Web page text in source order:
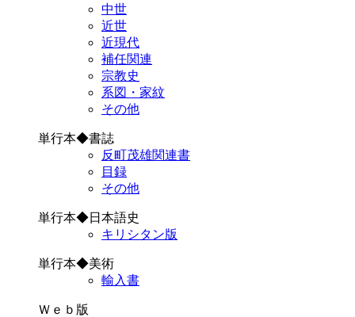
中世
近世
近現代
補任関連
宗教史
系図・家紋
その他
単行本◆書誌
反町茂雄関連書
目録
その他
単行本◆日本語史
キリシタン版
単行本◆美術
輸入書
Ｗｅｂ版